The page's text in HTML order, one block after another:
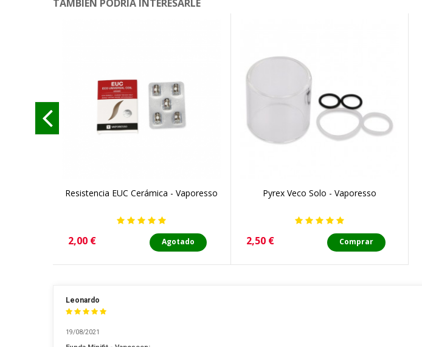
TAMBIÉN PODRÍA INTERESARLE
Resistencia EUC Cerámica - Vaporesso
Precio
2,00 € Agotado
Pyrex Veco Solo - Vaporesso
Precio
2,50 € Comprar
Leonardo
19/08/2021